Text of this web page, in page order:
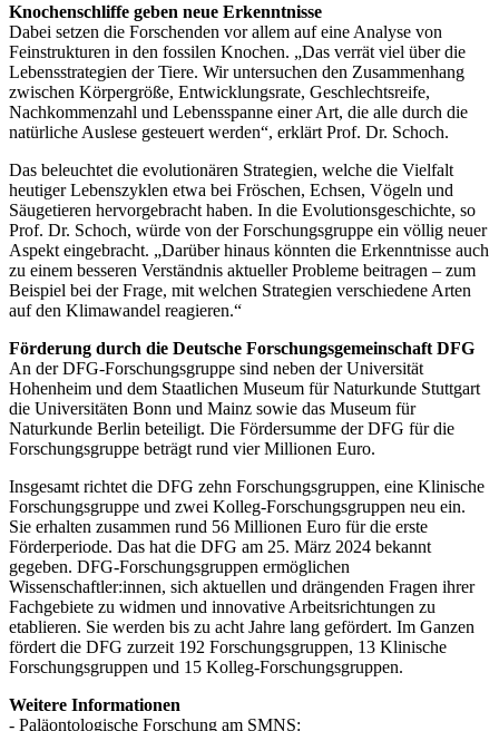
Knochenschliffe geben neue Erkenntnisse
Dabei setzen die Forschenden vor allem auf eine Analyse von
Feinstrukturen in den fossilen Knochen. „Das verrät viel über die
Lebensstrategien der Tiere. Wir untersuchen den Zusammenhang
zwischen Körpergröße, Entwicklungsrate, Geschlechtsreife,
Nachkommenzahl und Lebensspanne einer Art, die alle durch die
natürliche Auslese gesteuert werden“, erklärt Prof. Dr. Schoch.
Das beleuchtet die evolutionären Strategien, welche die Vielfalt
heutiger Lebenszyklen etwa bei Fröschen, Echsen, Vögeln und
Säugetieren hervorgebracht haben. In die Evolutionsgeschichte, so
Prof. Dr. Schoch, würde von der Forschungsgruppe ein völlig neuer
Aspekt eingebracht. „Darüber hinaus könnten die Erkenntnisse auch
zu einem besseren Verständnis aktueller Probleme beitragen – zum
Beispiel bei der Frage, mit welchen Strategien verschiedene Arten
auf den Klimawandel reagieren.“
Förderung durch die Deutsche Forschungsgemeinschaft DFG
An der DFG-Forschungsgruppe sind neben der Universität
Hohenheim und dem Staatlichen Museum für Naturkunde Stuttgart
die Universitäten Bonn und Mainz sowie das Museum für
Naturkunde Berlin beteiligt. Die Fördersumme der DFG für die
Forschungsgruppe beträgt rund vier Millionen Euro.
Insgesamt richtet die DFG zehn Forschungsgruppen, eine Klinische
Forschungsgruppe und zwei Kolleg-Forschungsgruppen neu ein.
Sie erhalten zusammen rund 56 Millionen Euro für die erste
Förderperiode. Das hat die DFG am 25. März 2024 bekannt
gegeben. DFG-Forschungsgruppen ermöglichen
Wissenschaftler:innen, sich aktuellen und drängenden Fragen ihrer
Fachgebiete zu widmen und innovative Arbeitsrichtungen zu
etablieren. Sie werden bis zu acht Jahre lang gefördert. Im Ganzen
fördert die DFG zurzeit 192 Forschungsgruppen, 13 Klinische
Forschungsgruppen und 15 Kolleg-Forschungsgruppen.
Weitere Informationen
- Paläontologische Forschung am SMNS: